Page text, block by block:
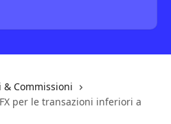
& Commissioni
per le transazioni inferiori a